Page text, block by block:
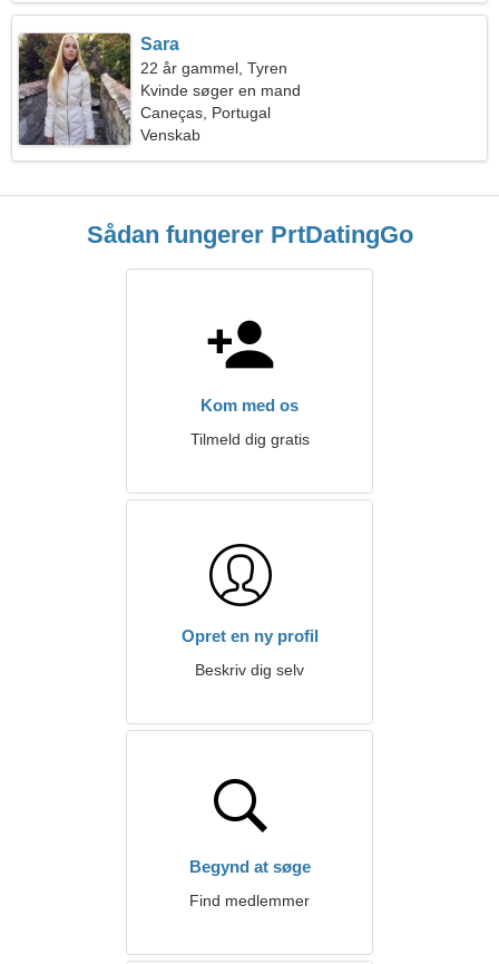
Sara
22 år gammel, Tyren
Kvinde søger en mand
Caneças, Portugal
Venskab
Sådan fungerer PrtDatingGo
Kom med os
Tilmeld dig gratis
Opret en ny profil
Beskriv dig selv
Begynd at søge
Find medlemmer